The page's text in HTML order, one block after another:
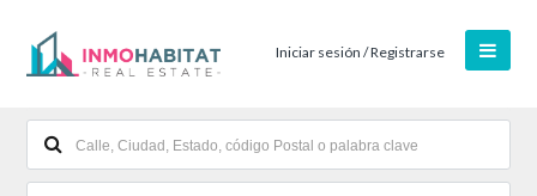
Iniciar sesión / Registrarse